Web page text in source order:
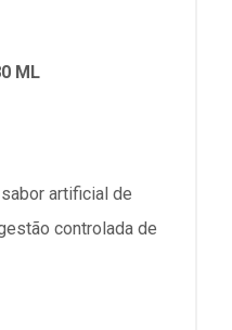
ML
artificial de
controlada de